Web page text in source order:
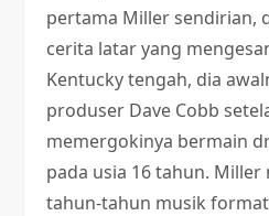
pertama Miller sendirian,
cerita latar yang
Kentucky tengah, dia
produser Dave Cobb
memergokinya bermain
pada usia 16 tahun. Miller
tahun-tahun musik